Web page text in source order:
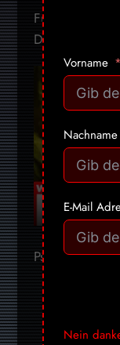
Fünf Äpfel für
Die Industrie
Psst, folge
pinterest
Vorname
Nachname
E-Mail
Nein